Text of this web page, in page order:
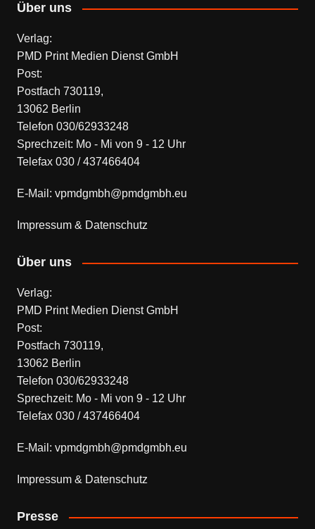
Über uns
Verlag:
PMD Print Medien Dienst GmbH
Post:
Postfach 730119,
13062 Berlin
Telefon 030/62933248
Sprechzeit: Mo - Mi von 9 - 12 Uhr
Telefax 030 / 437466404
E-Mail: vpmdgmbh@pmdgmbh.eu
Impressum & Datenschutz
Über uns
Verlag:
PMD Print Medien Dienst GmbH
Post:
Postfach 730119,
13062 Berlin
Telefon 030/62933248
Sprechzeit: Mo - Mi von 9 - 12 Uhr
Telefax 030 / 437466404
E-Mail: vpmdgmbh@pmdgmbh.eu
Impressum & Datenschutz
Presse